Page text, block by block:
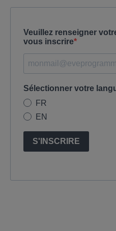
Veuillez renseigner
vous inscrire
Sélectionner votre
FR
EN
S'INSCRIRE